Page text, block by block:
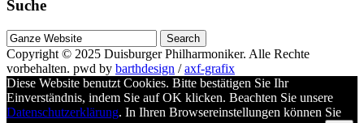
Suche
Suche
nach
Copyright © 2025 Duisburger Philharmoniker. Alle Rechte
vorbehalten. pwd by barthdesign /axf-grafix
Diese Website benutzt Cookies. Bitte bestätigen Sie Ihr
Einverständnis, indem Sie auf OK klicken. Beachten Sie unsere
Datenschutzerklärung. In Ihren Browsereinstellungen können Sie